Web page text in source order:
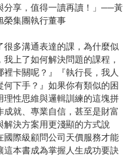
分享，值得一讀再讀！」──黃
榮集團執行董事
很多溝通表達的課，為什麼似
上了如何解決問題的課程，
卡關呢？』『執行長，我人
下手？』如果你有類似的困
性思維與邏輯訓練的這塊拼
就、專業自信，甚至是財富
決方案用更淺顯的方式說
國際級顧問公司天價服務才能
本書成為掌握人生成功要訣